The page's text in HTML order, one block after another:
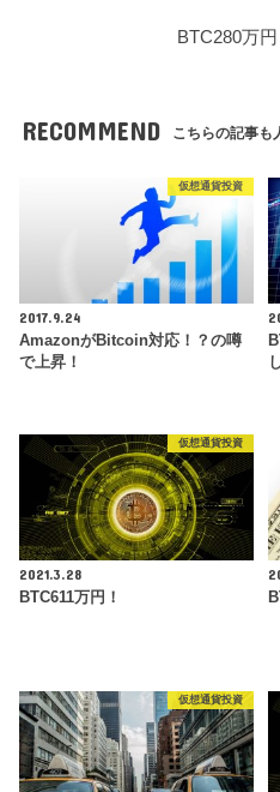
BTC280万
RECOMMEND こちらの記事も
仮想通貨投資
2017.9.24
AmazonがBitcoin対応！？の噂
で上昇！
仮想通貨投資
2021.3.28
BTC611万円！
仮想通貨投資